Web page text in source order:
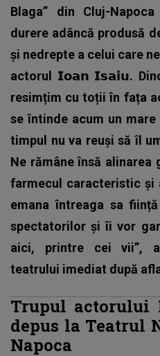
Blaga” din Cluj-
durere adâncă produsă
și nedrepte a celui care
actorul 𝗜𝗼𝗮𝗻 𝗜𝘀𝗮𝗶𝘂.
resimțim cu toții în fața
se întinde acum un
timpul nu va reuși să îl
Ne rămâne însă alinarea
farmecul caracteristic și
emana întreaga sa
spectatorilor și îi vor
aici, printre cei vii”, a
teatrului imediat după
Trupul actorului
depus la Teatrul
Napoca